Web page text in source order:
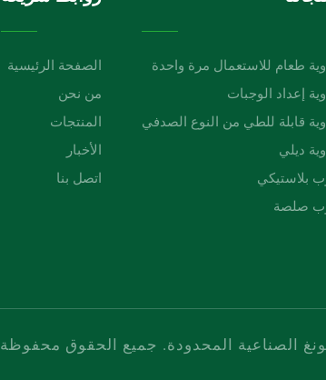
طعام للاستعمال مرة واحدة
إعداد الوجبات
قابلة للطي من النوع الصدفي
ديلي
بلاستيكي
صلصة
الصفحة الرئيسية
من نحن
المنتجات
الأخبار
اتصل بنا
الصناعية المحدودة. جميع الحقوق محفوظة